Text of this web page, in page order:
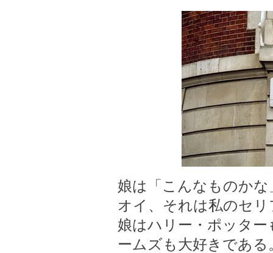
娘は「こんなものか
オイ、それは私のセリ
娘はハリー・ポッタ
ームズも大好きである